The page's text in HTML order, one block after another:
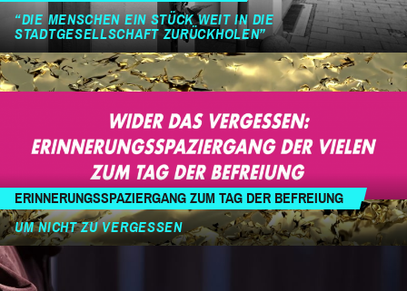
“DIE MENSCHEN EIN STÜCK WEIT IN DIE
STADTGESELLSCHAFT ZURÜCKHOLEN”
ERINNERUNGSSPAZIERGANG ZUM TAG DER BEFREIUNG
UM NICHT ZU VERGESSEN